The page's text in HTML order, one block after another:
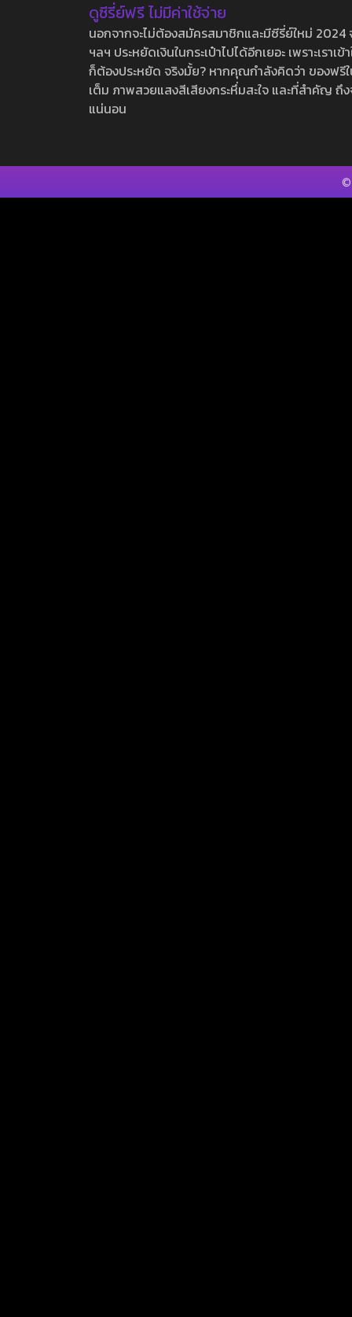
ดูซีรี่ย์ฟรี ไม่มีค่าใช้จ่าย
นอกจากจะไม่ต้องสมัครสมาชิกและมีซีรี่ย์ใหม่
ฯลฯ ประหยัดเงินในกระเป๋าไปได้อีกเยอะ เพราะเร
ก็ต้องประหยัด จริงมั้ย? หากคุณกำลังคิดว่า ของฟ
เต็ม ภาพสวยแสงสีเสียงกระหึ่มสะใจ และที่สำคัญ
แน่นอน
©